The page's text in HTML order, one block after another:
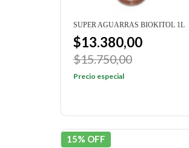
SUPER AGUARRAS BIOKITOL 1L
$13.380,00
$15.750,00
Precio especial
15% OFF